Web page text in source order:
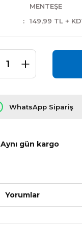
MENTEŞE
149,99 TL +
WhatsApp Sipariş
Aynı gün kargo
Yorumlar